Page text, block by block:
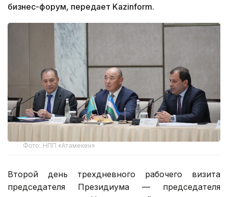
бизнес-форум, передает Kazinform.
Фото: НПП «Атамекен»
Второй день трехдневного рабочего визита
председателя Президиума — председателя